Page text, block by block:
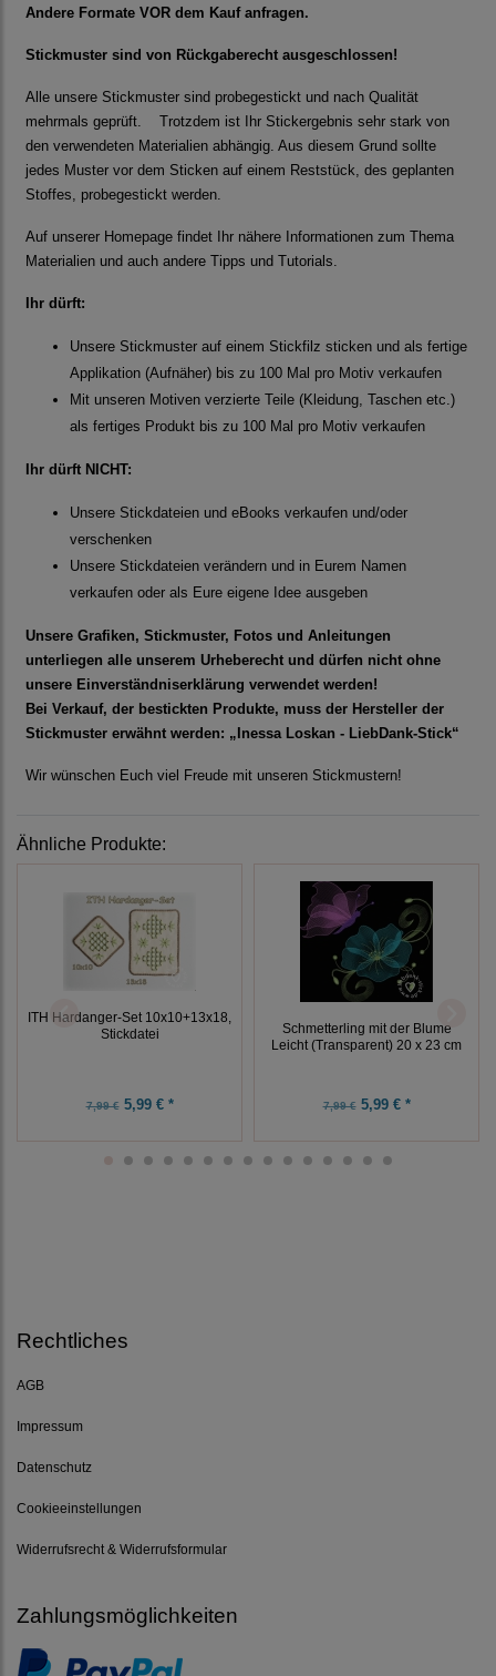
Andere Formate VOR dem Kauf anfragen.
Stickmuster sind von Rückgaberecht ausgeschlossen!
Alle unsere Stickmuster sind probegestickt und nach Qualität
mehrmals geprüft. Trotzdem ist Ihr Stickergebnis sehr stark von
den verwendeten Materialien abhängig. Aus diesem Grund sollte
jedes Muster vor dem Sticken auf einem Reststück, des geplanten
Stoffes, probegestickt werden.
Auf unserer Homepage findet Ihr nähere Informationen zum Thema
Materialien und auch andere Tipps und Tutorials.
Ihr dürft:
Unsere Stickmuster auf einem Stickfilz sticken und als fertige
Applikation (Aufnäher) bis zu 100 Mal pro Motiv verkaufen
Mit unseren Motiven verzierte Teile (Kleidung, Taschen etc.)
als fertiges Produkt bis zu 100 Mal pro Motiv verkaufen
Ihr dürft NICHT:
Unsere Stickdateien und eBooks verkaufen und/oder
verschenken
Unsere Stickdateien verändern und in Eurem Namen
verkaufen oder als Eure eigene Idee ausgeben
Unsere Grafiken, Stickmuster, Fotos und Anleitungen
unterliegen alle unserem Urheberecht und dürfen nicht ohne
unsere Einverständniserklärung verwendet werden!
Bei Verkauf, der bestickten Produkte, muss der Hersteller der
Stickmuster erwähnt werden: „Inessa Loskan - LiebDank-Stick“
Wir wünschen Euch viel Freude mit unseren Stickmustern!
Ähnliche Produkte:
ITH Hardanger-Set 10x10+13x18,
Stickdatei
7,99 €5,99 € *
Schmetterling mit der Blume
Leicht (Transparent) 20 x 23 cm
7,99 €5,99 € *
Rechtliches
AGB
Impressum
Datenschutz
Cookieeinstellungen
Widerrufsrecht & Widerrufsformular
Zahlungsmöglichkeiten